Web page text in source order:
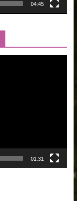
04:45
01:31